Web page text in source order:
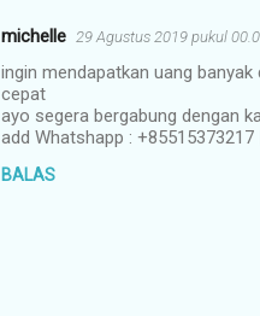
michelle 29 Agustus 2019 pukul
ingin mendapatkan uang banyak
cepat
ayo segera bergabung dengan
add Whatshapp :
BALAS